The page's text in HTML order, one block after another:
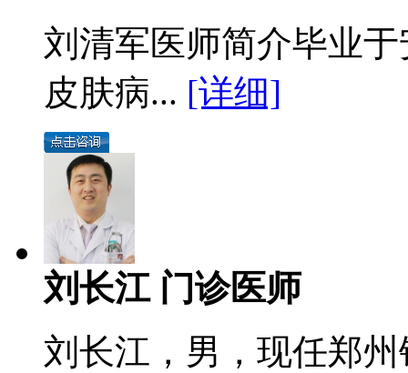
刘清军医师简介毕业
皮肤病... [详细]
刘长江 门诊医师
刘长江，男，现任郑